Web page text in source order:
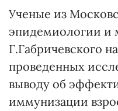
Ученые из
эпидемиологии и
Г.Габричевского
проведенных
выводу об
иммунизации